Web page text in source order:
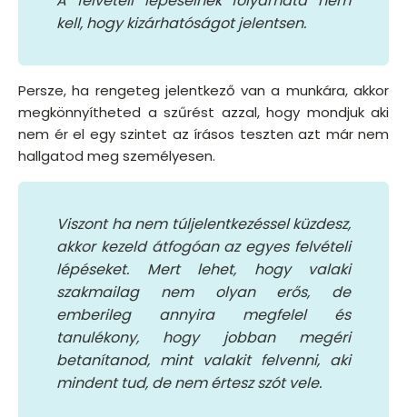
kell, hogy kizárhatóságot jelentsen.
Persze, ha rengeteg jelentkező van a munkára, akkor
megkönnyítheted a szűrést azzal, hogy mondjuk aki
nem ér el egy szintet az írásos teszten azt már nem
hallgatod meg személyesen.
Viszont ha nem túljelentkezéssel küzdesz,
akkor kezeld átfogóan az egyes felvételi
lépéseket. Mert lehet, hogy valaki
szakmailag nem olyan erős, de
emberileg annyira megfelel és
tanulékony, hogy jobban megéri
betanítanod, mint valakit felvenni, aki
mindent tud, de nem értesz szót vele.